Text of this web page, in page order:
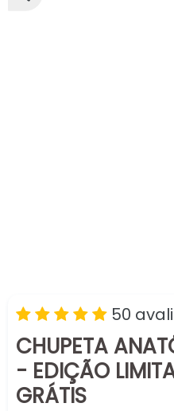
50
CHUPETA
- EDIÇÃO
GRÁTIS